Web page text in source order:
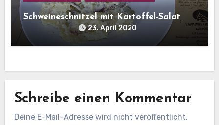
Schweineschnitzel mit Kartoffel-Salat
23. April 2020
Schreibe einen Kommentar
Deine E-Mail-Adresse wird nicht veröffentlicht.